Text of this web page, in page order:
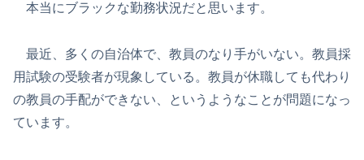
本当にブラックな勤務状況だと思います。
最近、多くの自治体で、教員のなり手がいない。教員採
用試験の受験者が現象している。教員が休職しても代わり
の教員の手配ができない、というようなことが問題になっ
ています。